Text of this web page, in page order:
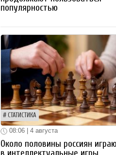
популярностью
СТАТИСТИКА
08:06 | 4 августа
Около половины россиян